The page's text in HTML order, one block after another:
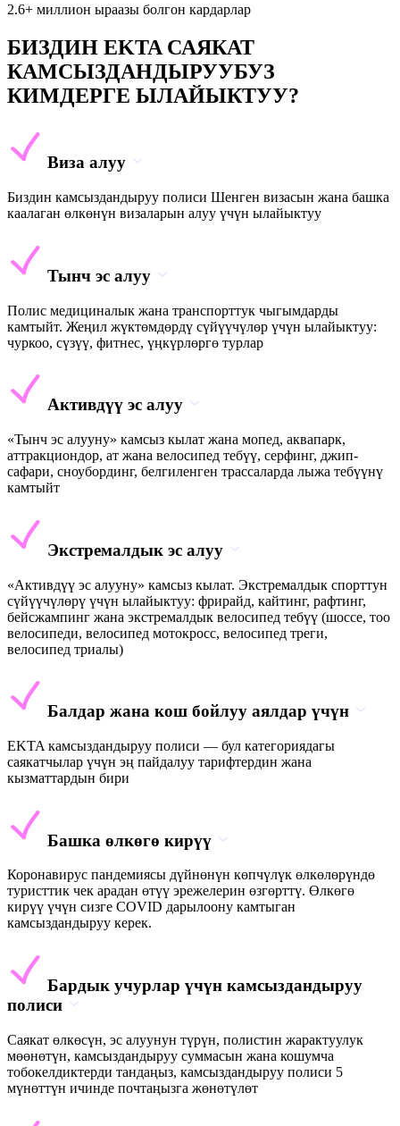
2.6+ миллион ыраазы болгон кардарлар
БИЗДИН EKTA САЯКАТ
КАМСЫЗДАНДЫРУУБУЗ
КИМДЕРГЕ ЫЛАЙЫКТУУ?
Виза алуу
Биздин камсыздандыруу полиси Шенген визасын жана башка
каалаган өлкөнүн визаларын алуу үчүн ылайыктуу
Тынч эс алуу
Полис медициналык жана транспорттук чыгымдарды
камтыйт. Жеңил жүктөмдөрдү сүйүүчүлөр үчүн ылайыктуу:
чуркоо, сүзүү, фитнес, үңкүрлөргө турлар
Активдүү эс алуу
«Тынч эс алууну» камсыз кылат жана мопед, аквапарк,
аттракциондор, ат жана велосипед тебүү, серфинг, джип-
сафари, сноубординг, белгиленген трассаларда лыжа тебүүнү
камтыйт
Экстремалдык эс алуу
«Активдүү эс алууну» камсыз кылат. Экстремалдык спорттун
сүйүүчүлөрү үчүн ылайыктуу: фрирайд, кайтинг, рафтинг,
бейсжампинг жана экстремалдык велосипед тебүү (шоссе, тоо
велосипеди, велосипед мотокросс, велосипед треги,
велосипед триалы)
Балдар жана кош бойлуу аялдар үчүн
EKTA камсыздандыруу полиси — бул категориядагы
саякатчылар үчүн эң пайдалуу тарифтердин жана
кызматтардын бири
Башка өлкөгө кирүү
Коронавирус пандемиясы дүйнөнүн көпчүлүк өлкөлөрүндө
туристтик чек арадан өтүү эрежелерин өзгөрттү. Өлкөгө
кирүү үчүн сизге COVID дарылоону камтыган
камсыздандыруу керек.
Бардык учурлар үчүн камсыздандыруу
полиси
Саякат өлкөсүн, эс алуунун түрүн, полистин жарактуулук
мөөнөтүн, камсыздандыруу суммасын жана кошумча
тобокелдиктерди тандаңыз, камсыздандыруу полиси 5
мүнөттүн ичинде почтаңызга жөнөтүлөт